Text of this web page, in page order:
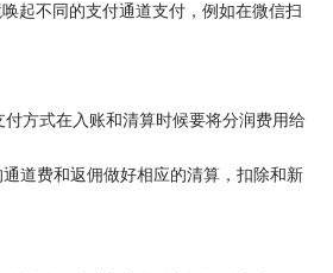
起不同的支付通道支付，例如在微信扫
方式在入账和清算时候要将分润费用给
道费和返佣做好相应的清算，扣除和新